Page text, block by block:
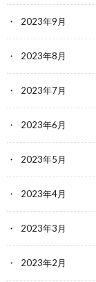
2023年9月
2023年8月
2023年7月
2023年6月
2023年5月
2023年4月
2023年3月
2023年2月